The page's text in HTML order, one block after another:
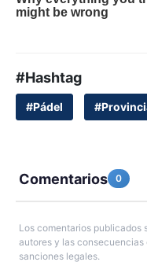
#Hashtag
#Pádel
Comentarios 0
Los comentarios publicados
autores y las consecuencias
sanciones legales.